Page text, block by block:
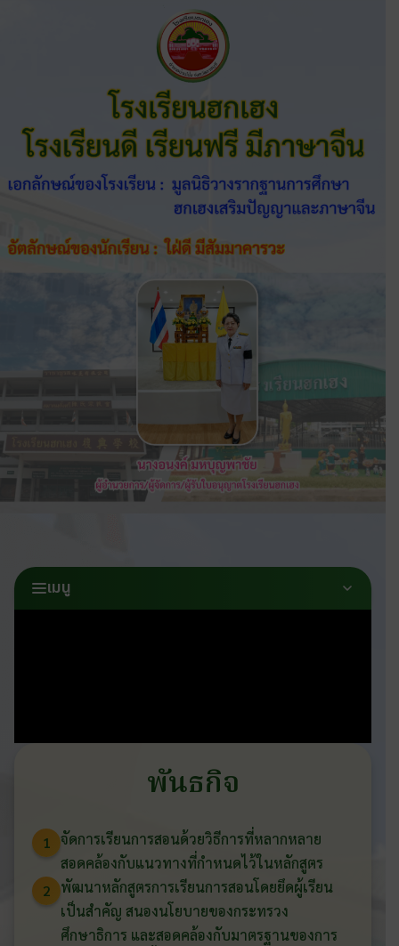
เมนู
พันธกิจ
1 จัดการเรียนการสอนด้วยวิธีการที่หลากหลาย
สอดคล้องกับแนวทางที่กำหนดไว้ในหลักสูตร
2
พัฒนาหลักสูตรการเรียนการสอนโดยยึดผู้เรียน
เป็นสำคัญ สนองนโยบายของกระทรวง
ศึกษาธิการ และสอดคล้องกับมาตรฐานของการ